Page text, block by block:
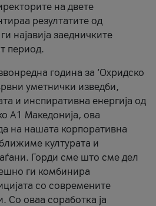
на двете
резултатите од
најавија заедничките
период.
година за ‘Охридско
уметнички изведби,
и инспиративна енергија од
A1 Македонија, ова
на нашата корпоративна
културата и
Горди сме што сме дел
ги комбинира
со современите
Со оваа соработка ја